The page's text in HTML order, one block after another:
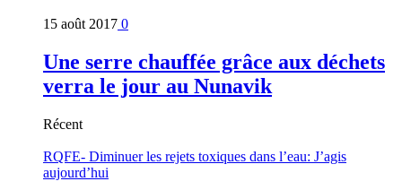
15 août 2017 0
Une serre chauffée grâce aux déchets
verra le jour au Nunavik
Récent
RQFE- Diminuer les rejets toxiques dans l’eau: J’agis
aujourd’hui